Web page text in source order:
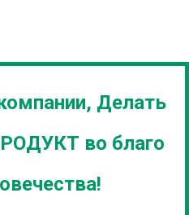
Делать
во благо